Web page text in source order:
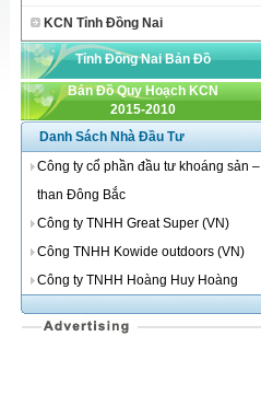
KCN Tỉnh Đồng Nai
Tỉnh Đồng Nai Bản Đồ
Bản Đồ Quy Hoạch KCN
2015-2010
Danh Sách Nhà Đầu Tư
Công ty cổ phần đầu tư khoáng sản –
than Đông Bắc
Công ty TNHH Great Super (VN)
Công TNHH Kowide outdoors (VN)
Công ty TNHH Hoàng Huy Hoàng